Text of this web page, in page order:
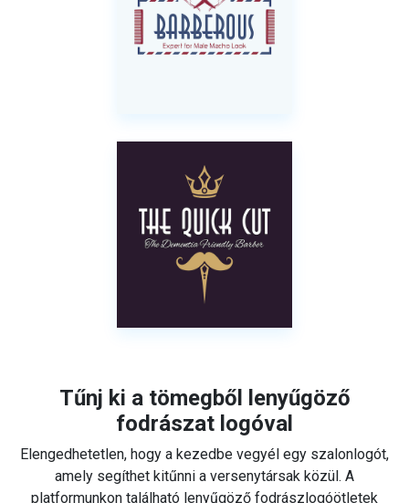
Tűnj ki a tömegből lenyűgöző
fodrászat logóval
Elengedhetetlen, hogy a kezedbe vegyél egy szalonlogót,
amely segíthet kitűnni a versenytársak közül. A
platformunkon található lenyűgöző fodrászlogóötletek